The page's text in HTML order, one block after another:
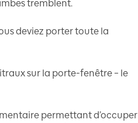
tremblent.
deviez porter toute la
sur la porte-fenêtre – le
permettant d’occuper